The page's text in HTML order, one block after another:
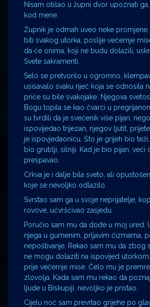
Nisam otišao u župni dvor upoznati
kod mene.
Župnik je odmah uveo neke
biti svakog utorka, poslije večernje
da će onima, koji ne budu dolazili,
Svete sakramenti.
Selo se pretvorilo u ogromno,
usisavalo svaku riječ koja se odnosila
priče su bile svakojake. Njegova
Bogu topila se kao čvarci u
su tvrdili da je svećenik više pijan,
ispovijedao trijezan, njegov ljutit,
je ispovjedaonicu. Što je grijeh bio
bio grublji, silniji. Kad je bio pijan, veći
prespavao.
Crkva je i dalje bila sveto, ali
koje se nevoljko odlazilo.
Svrstao sam ga u svoje neprijatelje,
rovove, učvršćivao zasjedu.
Poručio sam mu da dođe u moj ured.
njega u gumenim, prljavim čizmama,
nepoštivanje. Rekao sam mu da zbog
ne mogu dolaziti na ispovijed
prije večernje mise. Čelo mu je
zlovolja. Kada sam mu rekao da
ljude u Biskupiji, nevoljko je pristao.
Cijelu noć sam prevrtao grijehe po